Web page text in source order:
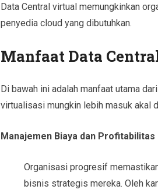
Data Central virtual memungkinkan
penyedia cloud yang dibutuhkan.
Manfaat Data
Di bawah ini adalah manfaat utama
virtualisasi mungkin lebih masuk akal
Manajemen Biaya dan Profitabilitas
Organisasi progresif
bisnis strategis mereka. Oleh